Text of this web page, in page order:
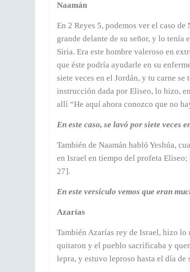
Naamán
En 2 Reyes 5, podemos ver el caso
grande delante de su señor, y lo tenía
Siria. Era este hombre valeroso en
que éste podría ayudarle en su
siete veces en el Jordán, y tu carne se
instrucción dada por Eliseo, lo hizo,
allí “He aquí ahora conozco que no
En este caso, se lavó por siete veces
También de Naamán habló Yeshúa,
en Israel en tiempo del profeta
27].
En este versículo vemos que eran
Azarías
También Azarías rey de Israel, hizo lo
quitaron y el pueblo sacrificaba y
lepra, y estuvo leproso hasta el día de